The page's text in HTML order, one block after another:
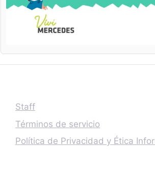
Staff
Términos de servicio
Política de Privacidad y Ética